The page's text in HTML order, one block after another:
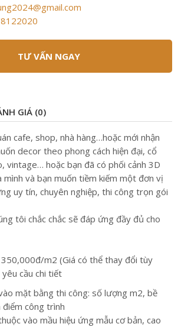
TƯ VẤN NGAY
GIÁ (0)
cafe, shop, nhà hàng…hoặc mới nhận
decor theo phong cách hiện đại, cổ
vintage… hoặc bạn đã có phối cảnh 3D
mình và bạn muốn tiềm kiếm một đơn vị
uy tín, chuyên nghiệp, thi công trọn gói
tôi chắc chắc sẽ đáp ứng đầy đủ cho
m2 (Giá có thể thay đổi tùy
cầu chi tiết
mặt bằng thi công: số lượng m2, bề
công trình
vào mầu hiệu ứng mẫu cơ bản, cao